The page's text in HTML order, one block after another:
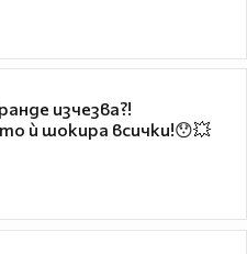
изчезва?!
ѝ шокира всички!😯💥